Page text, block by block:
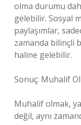
olma durumu
gelebilir. Sosyal
paylaşımlar,
zamanda bilinçli
haline gelebilir.
Sonuç: Muhalif
Muhalif olmak,
değil, aynı